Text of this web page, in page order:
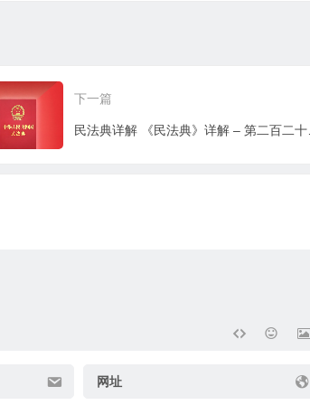
下一篇
民法典
网址